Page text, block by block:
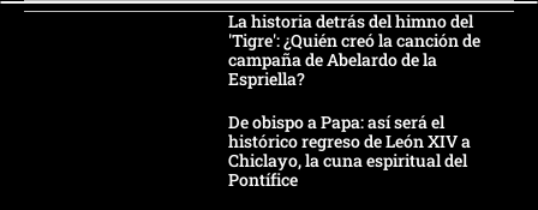
La historia detrás del himno del
'Tigre': ¿Quién creó la canción de
campaña de Abelardo de la
Espriella?
De obispo a Papa: así será el
histórico regreso de León XIV a
Chiclayo, la cuna espiritual del
Pontífice